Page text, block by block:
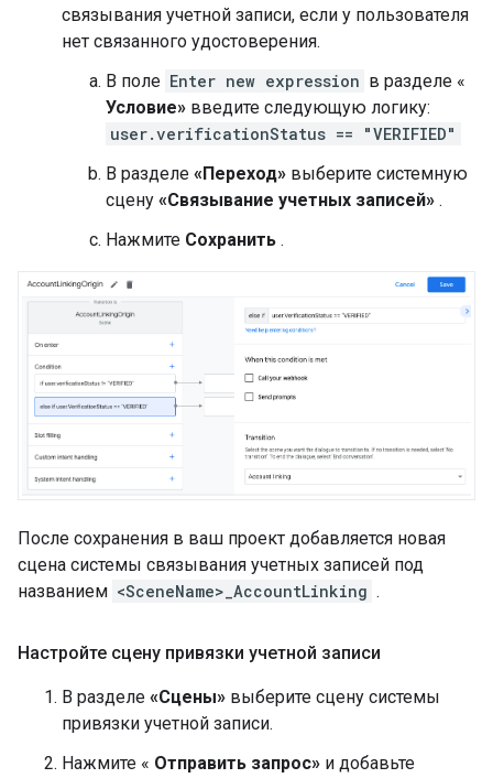
связывания учетной записи, если у пользователя
нет связанного удостоверения.
В поле Enter new expression в разделе «
Условие» введите следующую логику:
user.verificationStatus == "VERIFIED"
В разделе «Переход» выберите системную
сцену «Связывание учетных записей» .
Нажмите Сохранить .
После сохранения в ваш проект добавляется новая
сцена системы связывания учетных записей под
названием <SceneName>_AccountLinking .
Настройте сцену привязки учетной записи
В разделе «Сцены» выберите сцену системы
привязки учетной записи.
Нажмите « Отправить запрос» и добавьте